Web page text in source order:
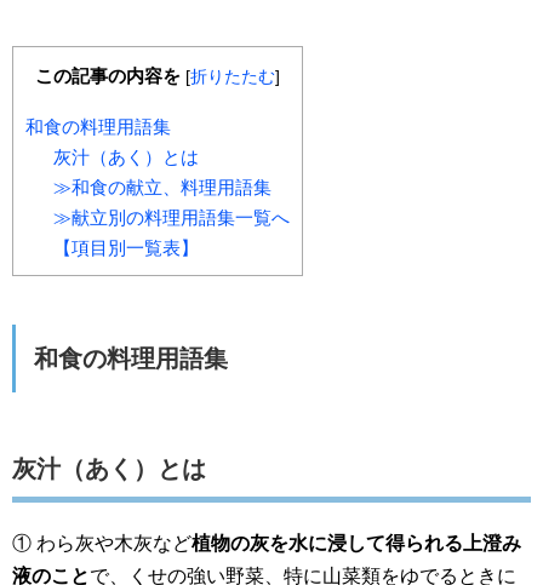
この記事の内容を [折りたたむ]
和食の料理用語集
灰汁（あく）とは
≫和食の献立、料理用語集
≫献立別の料理用語集一覧へ
【項目別一覧表】
和食の料理用語集
灰汁（あく）とは
① わら灰や木灰など植物の灰を水に浸して得られる上澄み
液のことで、くせの強い野菜、特に山菜類をゆでるときに